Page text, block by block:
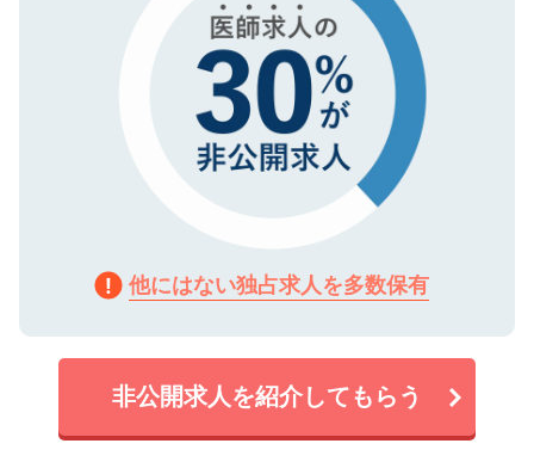
他にはない独占求人を多数保有
非公開求人を紹介してもらう